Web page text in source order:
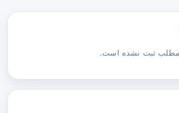
مطلب ثبت نشده است.